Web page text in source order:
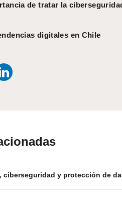
de tratar la
digitales en Chile
ciberseguridad y protección de